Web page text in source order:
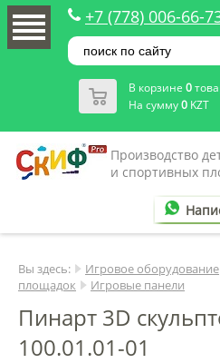
+7 (778) 006-66-
В корзине 0
На сумму0 KZT
Производство
и спортивных
Вы здесь: Игровое оборудование
площадок
Игровые панели
Пинарт 3D
100.01.01-01